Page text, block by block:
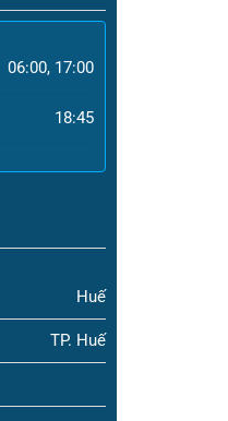
06:00, 17:00
18:45
Huế
TP. Huế